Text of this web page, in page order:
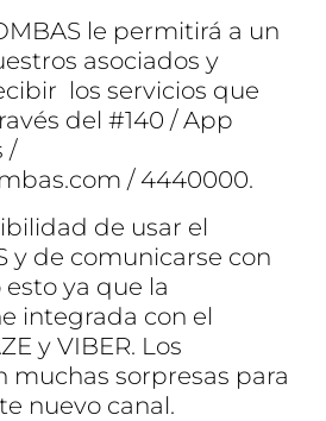
le permitirá a un
asociados y
los servicios que
del #140 / App
/
/ 4440000.
de usar el
y de comunicarse con
ya que la
integrada con el
y VIBER. Los
muchas sorpresas para
nuevo canal.